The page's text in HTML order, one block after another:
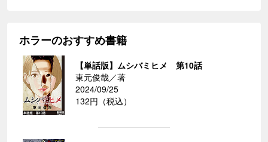
ホラーのおすすめ書籍
【単話版】ムシバミヒメ 第10話
東元俊哉／著
2024/09/25
132円（税込）